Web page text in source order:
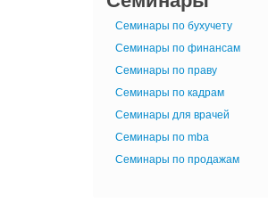
Семинары по бухучету
Семинары по финансам
Семинары по праву
Семинары по кадрам
Семинары для врачей
Семинары по mba
Семинары по продажам